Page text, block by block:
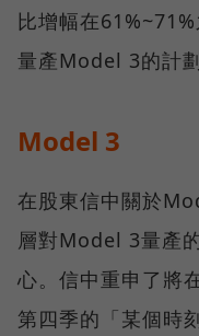
比增幅在
量產Model 3的計
Model 3
在股東信中關於
層對Model 3量產
心。信中重申了將
第四季的「某個時